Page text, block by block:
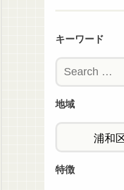
キーワード
地域
特徴